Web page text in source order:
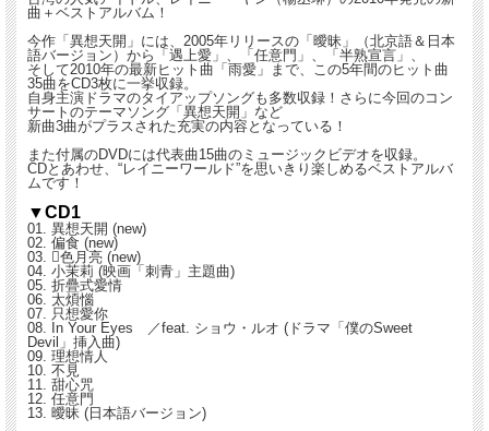
曲＋ベストアルバム！
今作「異想天開」には、2005年リリースの「曖昧」（北京語＆日本
語バージョン）から「遇上愛」、「任意門」、「半熟宣言」、
そして2010年の最新ヒット曲「雨愛」まで、この5年間のヒット曲
35曲をCD3枚に一挙収録。
自身主演ドラマのタイアップソングも多数収録！さらに今回のコン
サートのテーマソング「異想天開」など
新曲3曲がプラスされた充実の内容となっている！
また付属のDVDには代表曲15曲のミュージックビデオを収録。
CDとあわせ、“レイニーワールド”を思いきり楽しめるベストアルバ
ムです！
▼CD1
01. 異想天開 (new)
02. 偏食 (new)
03. 色月亮 (new)
04. 小茉莉 (映画「刺青」主題曲)
05. 折疊式愛情
06. 太煩惱
07. 只想愛你
08. In Your Eyes ／feat. ショウ・ルオ (ドラマ「僕のSweet
Devil」挿入曲)
09. 理想情人
10. 不見
11. 甜心咒
12. 任意門
13. 曖昧 (日本語バージョン)